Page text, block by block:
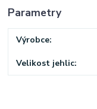
Parametry
Výrobce
Velikost jehlic